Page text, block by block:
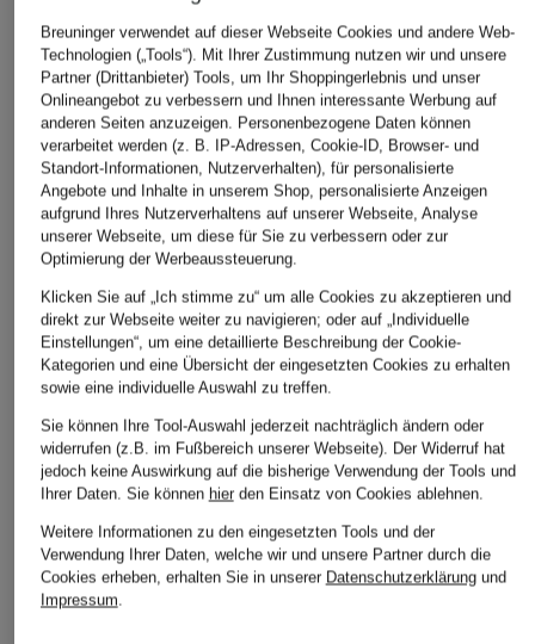
FALKE
Socken FAMILY
CHF 18
FALKE
Socken AIRPORT
CHF 25
Socken
CHF 23
ÄHNLICHE ARTIKEL ENTDECKEN
Breuninger verwendet auf dieser Webseite Cookies und andere Web-
Technologien („Tools“). Mit Ihrer Zustimmung nutzen wir und unsere
Partner (Drittanbieter) Tools, um Ihr Shoppingerlebnis und unser
Onlineangebot zu verbessern und Ihnen interessante Werbung auf
anderen Seiten anzuzeigen. Personenbezogene Daten können
verarbeitet werden (z. B. IP-Adressen, Cookie-ID, Browser- und
Standort-Informationen, Nutzerverhalten), für personalisierte
Angebote und Inhalte in unserem Shop, personalisierte Anzeigen
aufgrund Ihres Nutzerverhaltens auf unserer Webseite, Analyse
unserer Webseite, um diese für Sie zu verbessern oder zur
Optimierung der Werbeaussteuerung.
Klicken Sie auf „Ich stimme zu“ um alle Cookies zu akzeptieren und
direkt zur Webseite weiter zu navigieren; oder auf „Individuelle
Einstellungen“, um eine detaillierte Beschreibung der Cookie-
Kategorien und eine Übersicht der eingesetzten Cookies zu erhalten
sowie eine individuelle Auswahl zu treffen.
Sie können Ihre Tool-Auswahl jederzeit nachträglich ändern oder
widerrufen (z.B. im Fußbereich unserer Webseite). Der Widerruf hat
jedoch keine Auswirkung auf die bisherige Verwendung der Tools und
Ihrer Daten. Sie können hierden Einsatz von Cookies ablehnen.
Weitere Informationen zu den eingesetzten Tools und der
Verwendung Ihrer Daten, welche wir und unsere Partner durch die
Cookies erheben, erhalten Sie in unserer Datenschutzerklärungund
Impressum.